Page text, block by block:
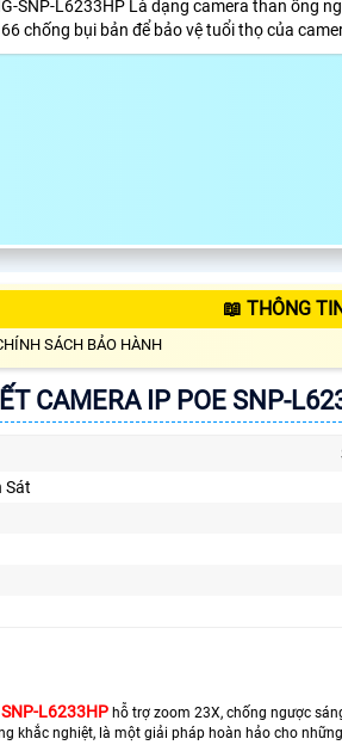
SNP-L6233HP Là dạng camera than ống
chống bụi bản để bảo vệ tuổi thọ của
📖 THÔNG
SÁCH BẢO HÀNH
CAMERA IP POE SNP-
Sát
L6233HP hỗ trợ zoom 23X, chống ngược
khắc nghiệt, là một giải pháp hoàn hảo cho